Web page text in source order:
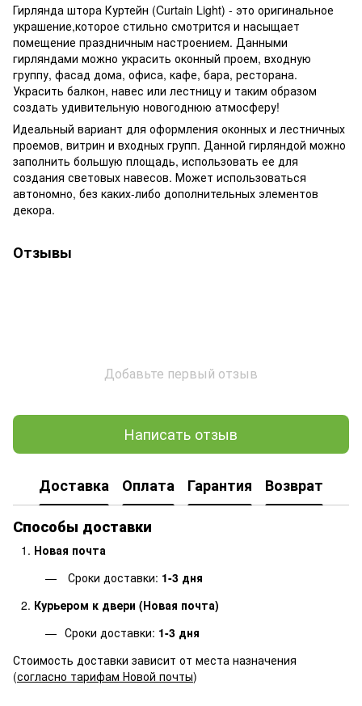
Гирлянда штора Куртейн (Curtain Light) - это оригинальное
украшение,которое стильно смотрится и насыщает
помещение праздничным настроением. Данными
гирляндами можно украсить оконный проем, входную
группу, фасад дома, офиса, кафе, бара, ресторана.
Украсить балкон, навес или лестницу и таким образом
создать удивительную новогоднюю атмосферу!
Идеальный вариант для оформления оконных и лестничных
проемов, витрин и входных групп. Данной гирляндой можно
заполнить большую площадь, использовать ее для
создания световых навесов. Может использоваться
автономно, без каких-либо дополнительных элементов
декора.
Отзывы
Добавьте первый отзыв
Написать отзыв
Доставка Оплата Гарантия
Возврат
Способы доставки
Новая почта
Сроки доставки: 1-3 дня
Курьером к двери (Новая почта)
Сроки доставки: 1-3 дня
Стоимость доставки зависит от места назначения
(согласно тарифам Новой почты)